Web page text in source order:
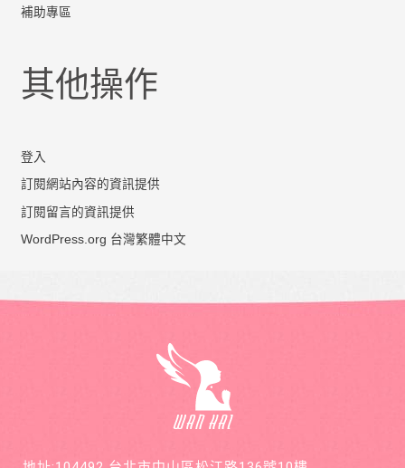
補助專區
其他操作
登入
訂閱網站內容的資訊提供
訂閱留言的資訊提供
WordPress.org 台灣繁體中文